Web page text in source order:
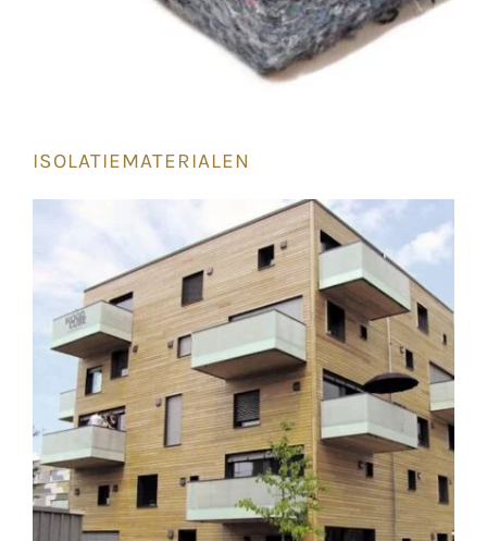
ISOLATIEMATERIALEN